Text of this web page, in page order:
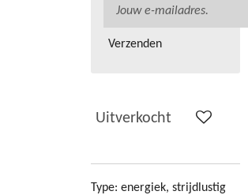
Verzenden
Uitverkocht
Type: energiek, strijdlustig